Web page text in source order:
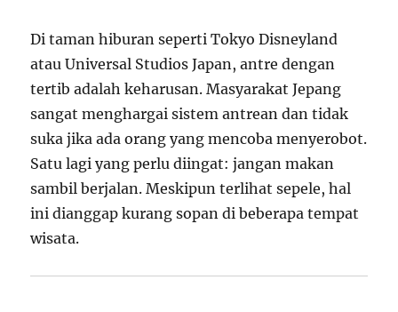
Di taman hiburan seperti Tokyo Disneyland
atau Universal Studios Japan, antre dengan
tertib adalah keharusan. Masyarakat Jepang
sangat menghargai sistem antrean dan tidak
suka jika ada orang yang mencoba menyerobot.
Satu lagi yang perlu diingat: jangan makan
sambil berjalan. Meskipun terlihat sepele, hal
ini dianggap kurang sopan di beberapa tempat
wisata.